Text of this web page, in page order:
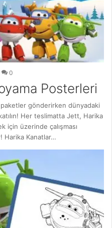
0
Posterleri
gönderirken dünyadaki
Her teslimatta Jett, Harika
için üzerinde çalışması
Harika Kanatlar…